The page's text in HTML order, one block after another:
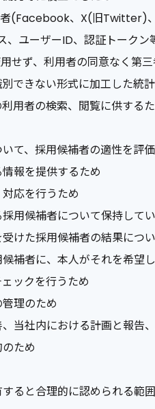
者(Facebook、X(旧Twitter)
、ユーザーID、認証トーク
せず、利用者の同意なく第
できない形式に加工した統
用者の検索、閲覧に供する
て、採用候補者の適性を評
報を提供するため
応を行うため
用候補者について保持して
けた採用候補者の結果につ
補者に、本人がそれを希望
ックを行うため
理のため
当社内における計画と報告
ため
ると合理的に認められる